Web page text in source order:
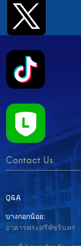
Contact Us
Q&A
บางกอกน้อย:
อาคารพระศรีพัชรินทร